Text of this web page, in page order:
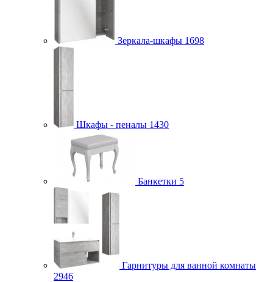
Зеркала-шкафы 1698
Шкафы - пеналы 1430
Банкетки 5
Гарнитуры для ванной комнаты
2946